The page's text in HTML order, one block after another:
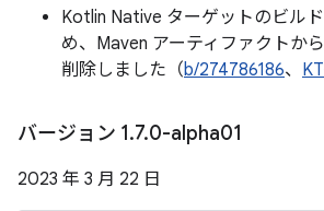
Kotlin Native ターゲットのビル
め、Maven アーティファクトか
削除しました（b/274786186、
バージョン 1.7.0-alpha01
2023 年 3 月 22 日